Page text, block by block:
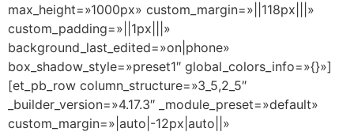
max_height=»1000px» custom_margin=»||118px|||»
custom_padding=»||1px|||»
background_last_edited=»on|phone»
box_shadow_style=»preset1″ global_colors_info=»{}»]
[et_pb_row column_structure=»3_5,2_5″
_builder_version=»4.17.3″ _module_preset=»default»
custom_margin=»|auto|-12px|auto||»